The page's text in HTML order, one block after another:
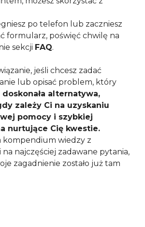
po telefon lub zaczniesz
formularz, poświęć chwilę na
sekcji FAQ.
jeśli chcesz zadać
lub opisać problem, który
doskonała alternatywa,
zależy Ci na uzyskaniu
pomocy i szybkiej
nurtujące Cię kwestie.
kompendium wiedzy z
najczęściej zadawane pytania,
zagadnienie zostało już tam